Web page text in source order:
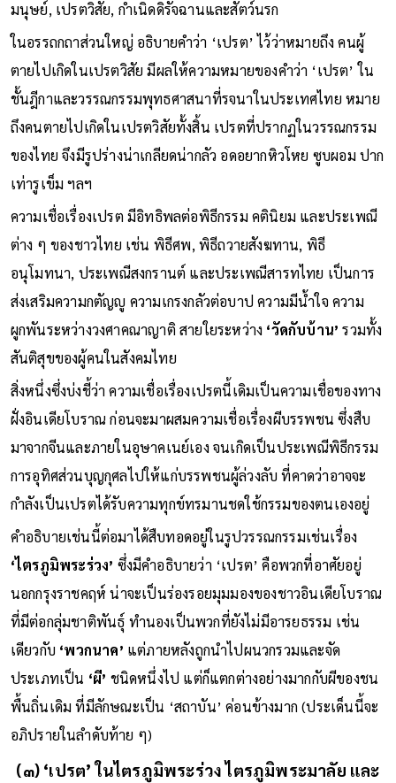
มนุษย์, เปรตวิสัย, กำเนิดดิรัจฉานและสัตว์นรก
ในอรรถกถาส่วนใหญ่ อธิบายคำว่า ‘เปรต’ ไว้ว่าหมายถึง คนผู้
ตายไปเกิดในเปรตวิสัย มีผลให้ความหมายของคำว่า ‘เปรต’ ใน
ชั้นฎีกาและวรรณกรรมพุทธศาสนาที่รจนาในประเทศไทย หมาย
ถึงคนตายไปเกิดในเปรตวิสัยทั้งสิ้น เปรตที่ปรากฏในวรรณกรรม
ของไทย จึงมีรูปร่างน่าเกลียดน่ากลัว อดอยากหิวโหย ซูบผอม ปาก
เท่ารูเข็ม ฯลฯ
ความเชื่อเรื่องเปรต มีอิทธิพลต่อพิธีกรรม คตินิยม และประเพณี
ต่าง ๆ ของชาวไทย เช่น พิธีศพ, พิธีถวายสังฆทาน, พิธี
อนุโมทนา, ประเพณีสงกรานต์ และประเพณีสารทไทย เป็นการ
ส่งเสริมความกตัญญู ความเกรงกลัวต่อบาป ความมีน้ำใจ ความ
ผูกพันระหว่างวงศาคณาญาติ สายใยระหว่าง ‘วัดกับบ้าน’รวมทั้ง
สันติสุขของผู้คนในสังคมไทย
สิ่งหนึ่งซึ่งบ่งชี้ว่า ความเชื่อเรื่องเปรตนี้เดิมเป็นความเชื่อของทาง
ฝั่งอินเดียโบราณ ก่อนจะมาผสมความเชื่อเรื่องผีบรรพชน ซึ่งสืบ
มาจากจีนและภายในอุษาคเนย์เอง จนเกิดเป็นประเพณีพิธีกรรม
การอุทิศส่วนบุญกุศลไปให้แก่บรรพชนผู้ล่วงลับ ที่คาดว่าอาจจะ
กำลังเป็นเปรตได้รับความทุกข์ทรมานชดใช้กรรมของตนเองอยู่
คำอธิบายเช่นนี้ต่อมาได้สืบทอดอยู่ในรูปวรรณกรรมเช่นเรื่อง
‘ไตรภูมิพระร่วง’ ซึ่งมีคำอธิบายว่า ‘เปรต’ คือพวกที่อาศัยอยู่
นอกกรุงราชคฤห์ น่าจะเป็นร่องรอยมุมมองของชาวอินเดียโบราณ
ที่มีต่อกลุ่มชาติพันธุ์ ทำนองเป็นพวกที่ยังไม่มีอารยธรรม เช่น
เดียวกับ ‘พวกนาค’ แต่ภายหลังถูกนำไปผนวกรวมและจัด
ประเภทเป็น ‘ผี’ ชนิดหนึ่งไป แต่ก็แตกต่างอย่างมากกับผีของชน
พื้นถิ่นเดิม ที่มีลักษณะเป็น ‘สถาบัน’ ค่อนข้างมาก (ประเด็นนี้จะ
อภิปรายในลำดับท้าย ๆ)
(๓) ‘เปรต’ ในไตรภูมิพระร่วง ไตรภูมิพระมาลัย และ